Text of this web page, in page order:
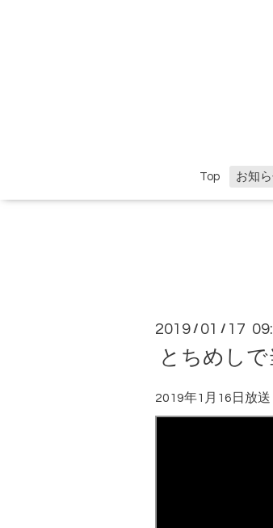
Top お知
2019 / 01 / 17
とちめし
2019年1月16日放